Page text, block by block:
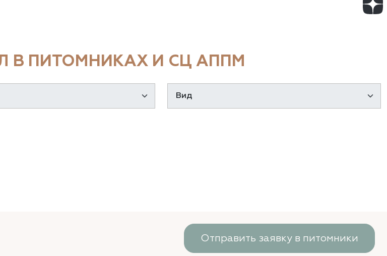
В ПИТОМНИКАХ И СЦ АППМ
Отправить заявку в питомники